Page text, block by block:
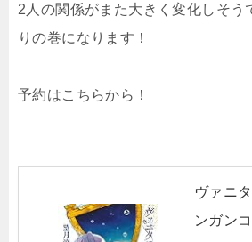
2人の関係がまた大きく変化しそう
りの巻になります！
予約はこちらから！
ヴァニ
ンガン